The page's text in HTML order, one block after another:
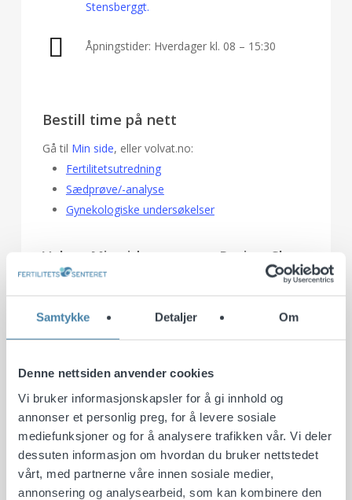
Samtykke Detaljer Om
Denne nettsiden anvender cookies
Vi bruker informasjonskapsler for å gi innhold og
annonser et personlig preg, for å levere sosiale
mediefunksjoner og for å analysere trafikken vår. Vi deler
dessuten informasjon om hvordan du bruker nettstedet
vårt, med partnerne våre innen sosiale medier,
annonsering og analysearbeid, som kan kombinere den
Stensberggt.
Åpningstider: Hverdager kl. 08 – 15:30
Bestill time på nett
Gå til Min side, eller volvat.no:
Fertilitetsutredning
Sædprøve/-analyse
Gynekologiske undersøkelser
Volvat Min side erstatter PasientSky
Send melding eller bestill, se og avbestill time på Min
Min side
Logg inn